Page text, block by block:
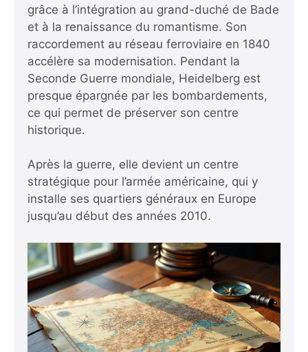
grâce à l’intégration au grand-duché de Bade
et à la renaissance du romantisme. Son
raccordement au réseau ferroviaire en 1840
accélère sa modernisation. Pendant la
Seconde Guerre mondiale, Heidelberg est
presque épargnée par les bombardements,
ce qui permet de préserver son centre
historique.
Après la guerre, elle devient un centre
stratégique pour l’armée américaine, qui y
installe ses quartiers généraux en Europe
jusqu’au début des années 2010.